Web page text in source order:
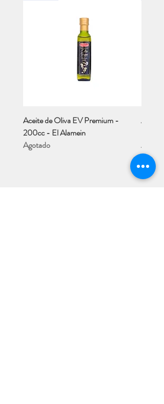
Aceite de Oliva EV Premium -
200cc - El Alamein
Agotado
Aceite
Agotado